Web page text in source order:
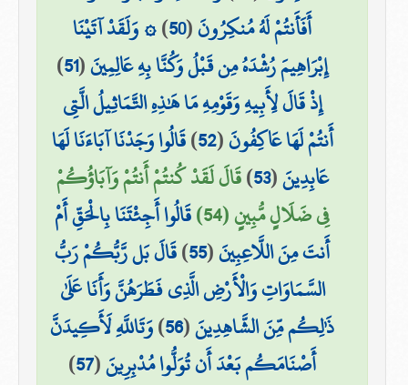
أَفَأَنتُمْ لَهُ مُنكِرُونَ(
50
)۞ وَلَقَدْ آتَيْنَا
إِبْرَاهِيمَ رُشْدَهُ مِن قَبْلُ وَكُنَّا بِهِ عَالِمِينَ(
51
)
إِذْ قَالَ لِأَبِيهِ وَقَوْمِهِ مَا هَٰذِهِ التَّمَاثِيلُ الَّتِي
أَنتُمْ لَهَا عَاكِفُونَ(
52
)قَالُوا وَجَدْنَا آبَاءَنَا لَهَا
عَابِدِينَ(
53
)قَالَ لَقَدْ كُنتُمْ أَنتُمْ وَآبَاؤُكُمْ
فِي ضَلَالٍ مُّبِينٍ (54)
قَالُوا أَجِئْتَنَا بِالْحَقِّ أَمْ
أَنتَ مِنَ اللَّاعِبِينَ(
55
)قَالَ بَل رَّبُّكُمْ رَبُّ
السَّمَاوَاتِ وَالْأَرْضِ الَّذِي فَطَرَهُنَّ وَأَنَا عَلَىٰ
ذَٰلِكُم مِّنَ الشَّاهِدِينَ(
56
)وَتَاللَّهِ لَأَكِيدَنَّ
أَصْنَامَكُم بَعْدَ أَن تُوَلُّوا مُدْبِرِينَ(
57
)